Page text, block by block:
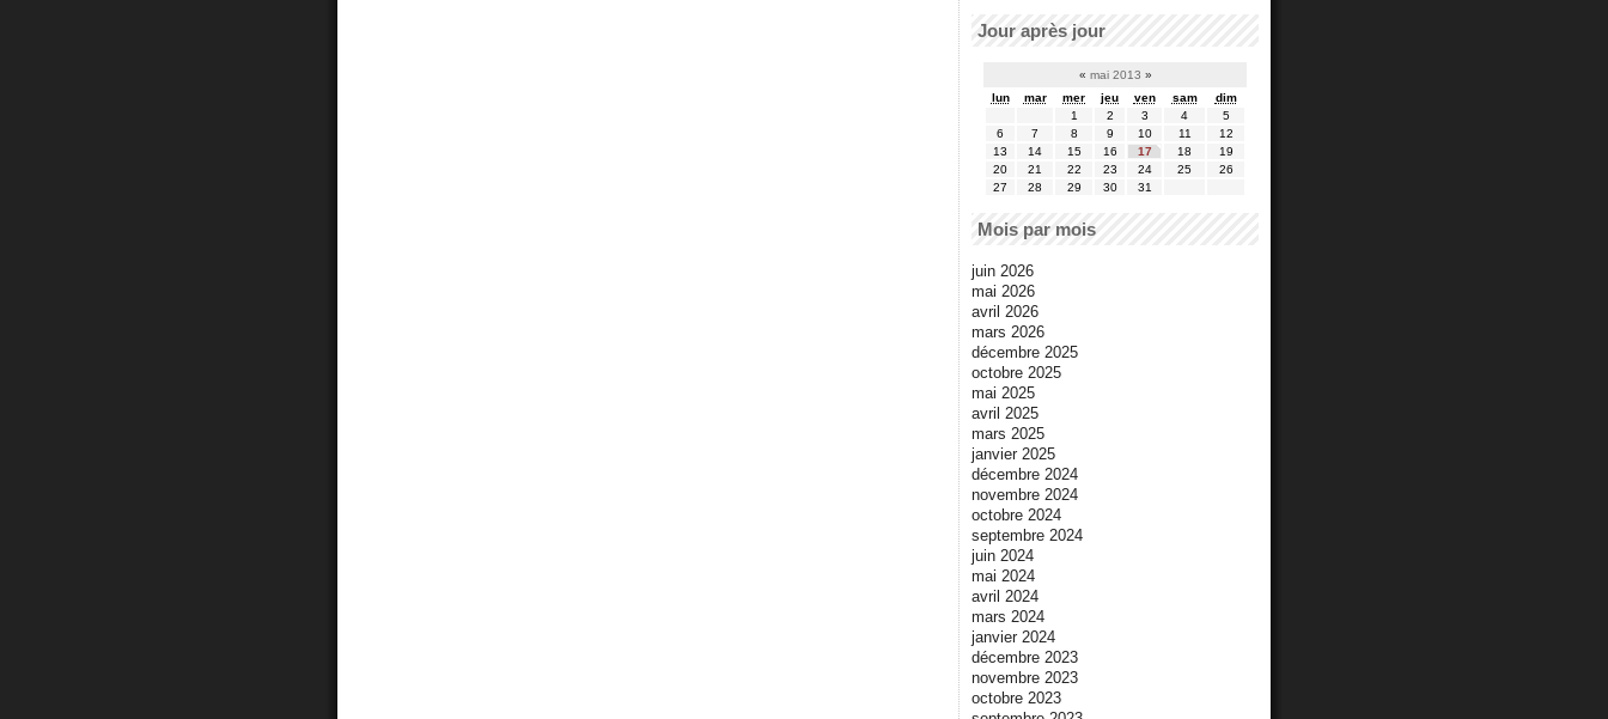
Jour après jour
« mai 2013 »
lun
mar mer jeu ven sam
dim
1
2 3 4
5
6
7 8 9 10 11
12
13
14 15 16 17 18
19
20
21 22 23 24 25
26
27
28 29 30 31
Mois par mois
juin 2026
mai 2026
avril 2026
mars 2026
décembre 2025
octobre 2025
mai 2025
avril 2025
mars 2025
janvier 2025
décembre 2024
novembre 2024
octobre 2024
septembre 2024
juin 2024
mai 2024
avril 2024
mars 2024
janvier 2024
décembre 2023
novembre 2023
octobre 2023